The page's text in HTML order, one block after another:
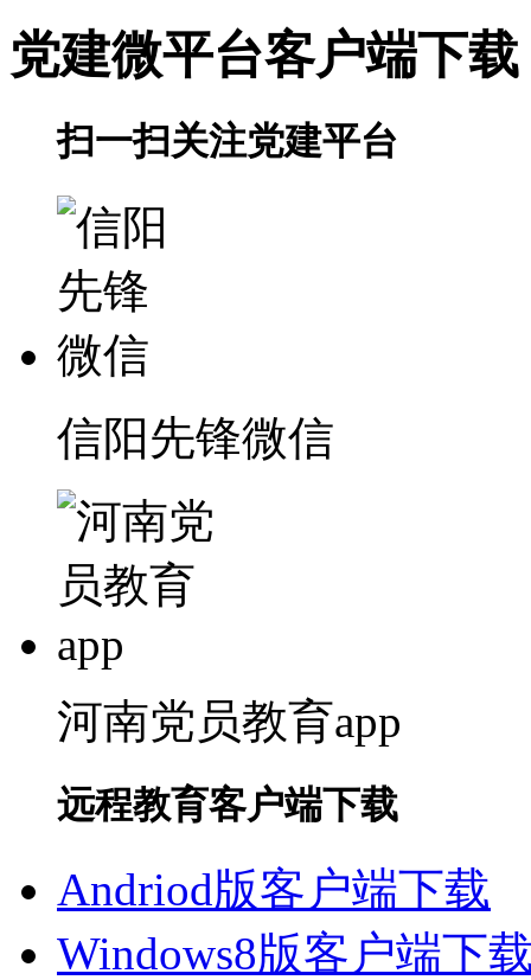
党建微平台客户端下载
扫一扫关注党建平台
信阳先锋微信
河南党员教育app
远程教育客户端下载
Andriod版客户端下载
Windows8版客户端下